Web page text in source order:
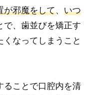
が邪魔をして、 いつ
で、歯並びを矯正す
くなってしまうこと
ることで口腔内を清